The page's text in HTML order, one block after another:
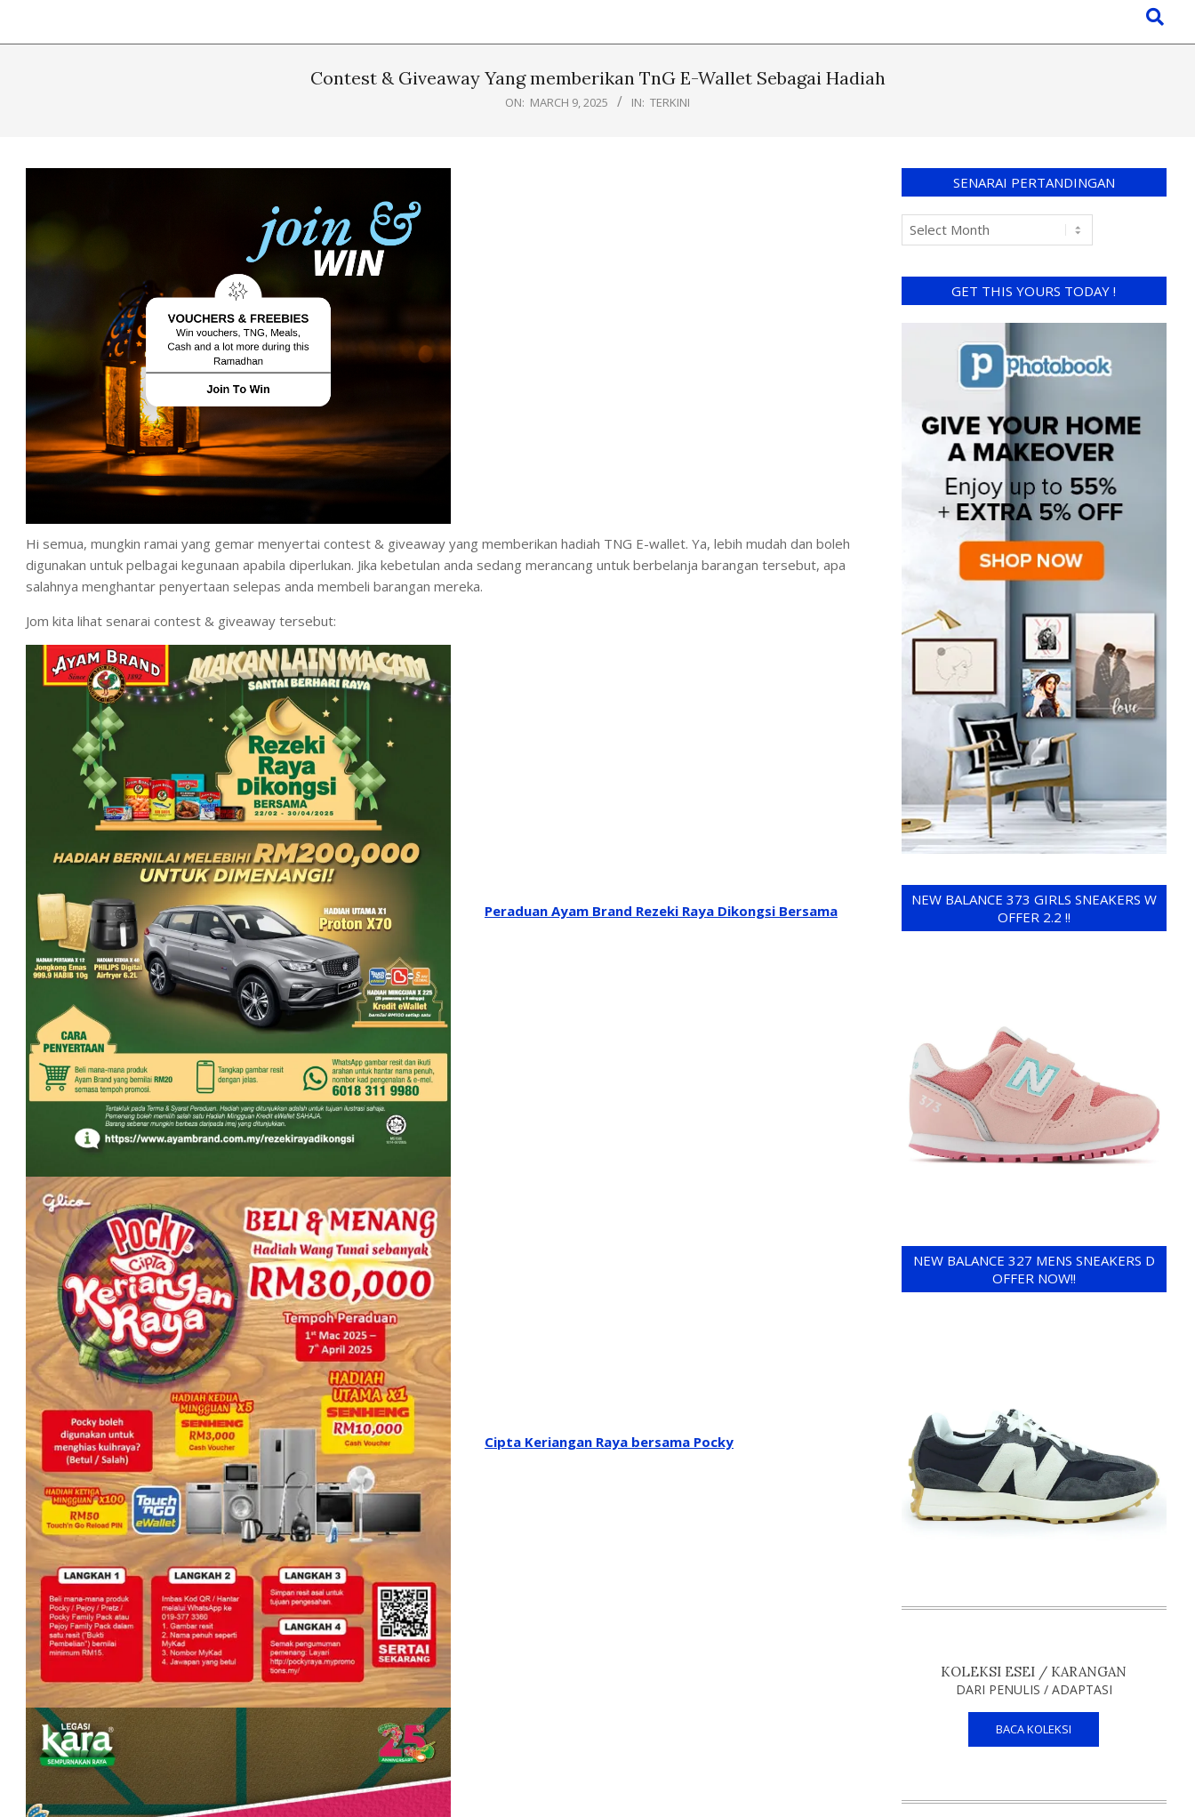
Contest & Giveaway Yang memberikan TnG E-Wallet Sebagai Hadiah
ON: MARCH 9, 2025 IN: TERKINI
Hi semua, mungkin ramai yang gemar menyertai contest & giveaway yang memberikan hadiah TNG E-wallet. Ya, lebih mudah dan boleh
digunakan untuk pelbagai kegunaan apabila diperlukan. Jika kebetulan anda sedang merancang untuk berbelanja barangan tersebut, apa
salahnya menghantar penyertaan selepas anda membeli barangan mereka.
Jom kita lihat senarai contest & giveaway tersebut:
Peraduan Ayam Brand Rezeki Raya Dikongsi Bersama
Cipta Keriangan Raya bersama Pocky
SENARAI PERTANDINGAN
GET THIS YOURS TODAY !
NEW BALANCE 373 GIRLS SNEAKERS W
OFFER 2.2 !!
NEW BALANCE 327 MENS SNEAKERS D
OFFER NOW!!
KOLEKSI ESEI / KARANGAN
DARI PENULIS / ADAPTASI
BACA KOLEKSI